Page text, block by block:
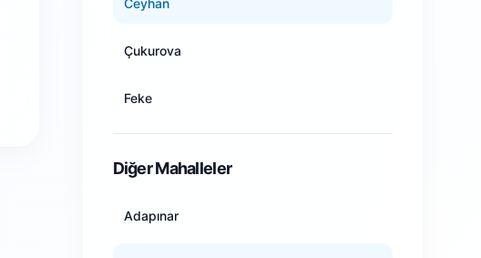
Bilecik
Bingöl
Ceyhan
Çukurova
Feke
Diğer Mahalleler
Adapınar